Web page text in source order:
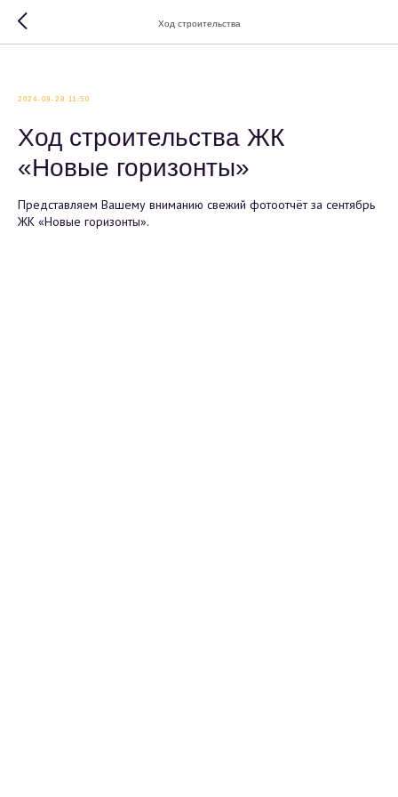
Ход строительства
2024-09-28 11:50
Ход строительства ЖК
«Новые горизонты»
Представляем Вашему вниманию свежий фотоотчёт за сентябрь
ЖК «Новые горизонты».